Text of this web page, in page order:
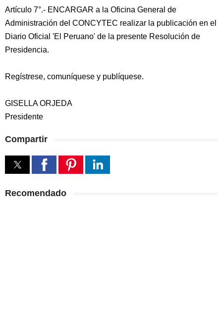
Artículo 7°.- ENCARGAR a la Oficina General de
Administración del CONCYTEC realizar la publicación en el
Diario Oficial 'El Peruano' de la presente Resolución de
Presidencia.
Regístrese, comuníquese y publíquese.
GISELLA ORJEDA
Presidente
Compartir
Recomendado